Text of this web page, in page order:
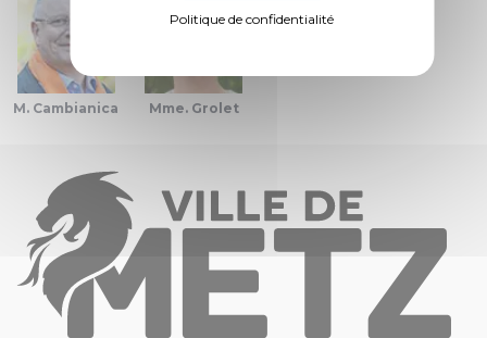
Politique de confidentialité
M. Cambianica Mme. Grolet